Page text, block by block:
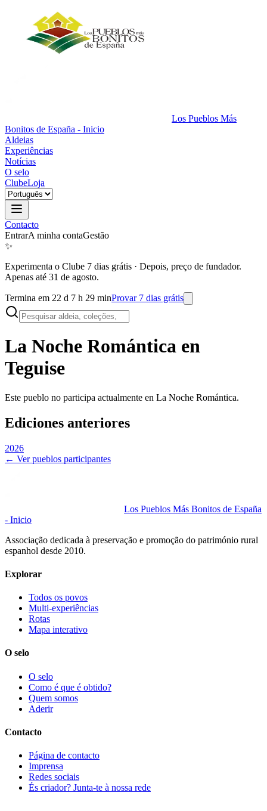
Los Pueblos Más
Bonitos de España - Inicio
Aldeias
Experiências
Notícias
O selo
ClubeLoja
Contacto
EntrarA minha contaGestão
✨
Experimenta o Clube 7 dias grátis · Depois, preço de fundador.
Apenas até 31 de agosto.
Termina em 22 d 7 h 29 minProvar 7 dias grátis
La Noche Romántica en
Teguise
Este pueblo no participa actualmente en La Noche Romántica.
Ediciones anteriores
2026
← Ver pueblos participantes
Los Pueblos Más Bonitos de España
- Inicio
Associação dedicada à preservação e promoção do património rural
espanhol desde 2010.
Explorar
Todos os povos
Multi-experiências
Rotas
Mapa interativo
O selo
O selo
Como é que é obtido?
Quem somos
Aderir
Contacto
Página de contacto
Imprensa
Redes sociais
És criador? Junta-te à nossa rede